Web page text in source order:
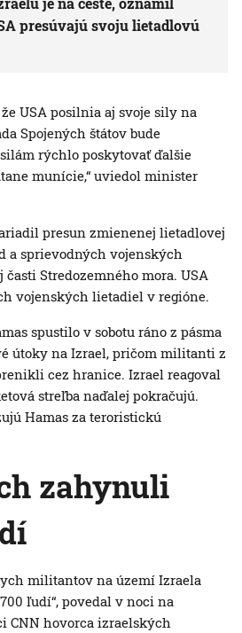
presúvajú svoju lietadlovú
USA posilnia aj svoje sily na
Spojených štátov bude
rýchlo poskytovať ďalšie
munície,“ uviedol minister
presun zmienenej lietadlovej
a sprievodných vojenských
Stredozemného mora. USA
vojenských lietadiel v regióne.
spustilo v sobotu ráno z pásma
útoky na Izrael, pričom militanti z
cez hranice. Izrael reagoval
streľba naďalej pokračujú.
Hamas za teroristickú
zahynuli
militantov na území Izraela
ľudí“, povedal v noci na
CNN hovorca izraelských